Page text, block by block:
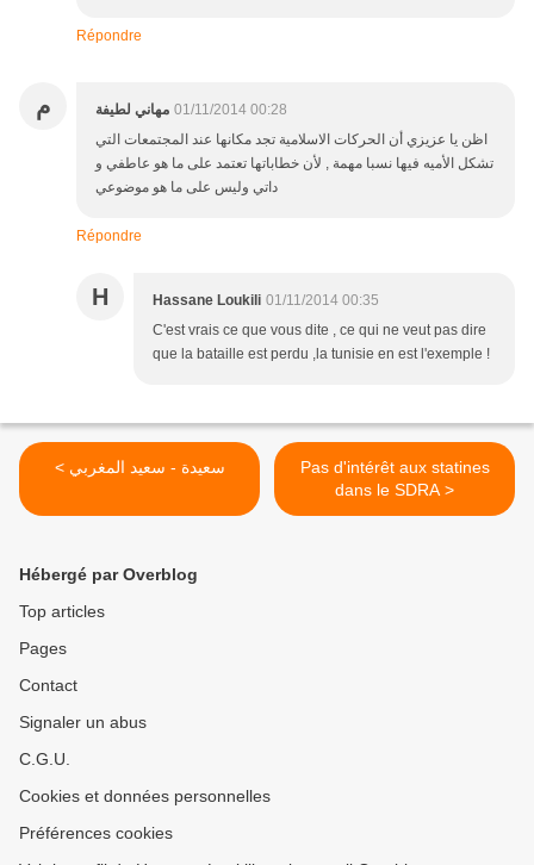
Répondre
م مهاني لطيفة 01/11/2014 00:28
اظن يا عزيزي أن الحركات الاسلامية تجد مكانها عند المجتمعات التي
تشكل الأميه فيها نسبا مهمة , لأن خطاباتها تعتمد على ما هو عاطفي و
داتي وليس على ما هو موضوعي
Répondre
H Hassane Loukili 01/11/2014 00:35
C'est vrais ce que vous dite , ce qui ne veut pas dire
que la bataille est perdu ,la tunisie en est l'exemple !
< سعيدة - سعيد المغربي
Pas d'intérêt aux statines
dans le SDRA >
Hébergé par Overblog
Top articles
Pages
Contact
Signaler un abus
C.G.U.
Cookies et données personnelles
Préférences cookies